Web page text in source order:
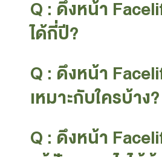
Q : ดึงหน้า
ได้กี่ปี?
Q : ดึงหน้า
เหมาะกับใครบ้าง?
Q : ดึงหน้า